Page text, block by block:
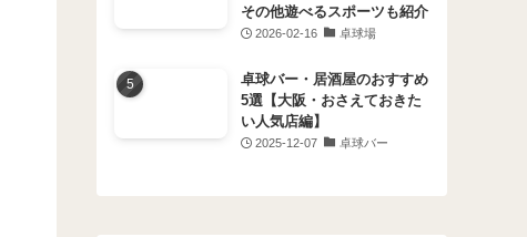
その他遊べるスポーツも紹介
2026-02-16 卓球場
卓球バー・居酒屋のおすすめ
5選【大阪・おさえておきた
い人気店編】
2025-12-07 卓球バー